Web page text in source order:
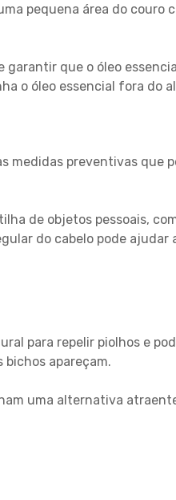
pequena área do couro
garantir que o óleo
o óleo essencial fora do
medidas preventivas que
de objetos pessoais,
do cabelo pode
para repelir piolhos e
apareçam.
uma alternativa